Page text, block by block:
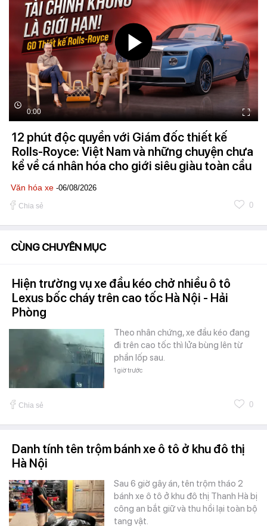
0:00
12 phút độc quyền với Giám đốc thiết kế
Rolls-Royce: Việt Nam và những chuyện chưa
kể về cá nhân hóa cho giới siêu giàu toàn cầu
Văn hóa xe -06/08/2026
Chia sẻ 0
CÙNG CHUYÊN MỤC
Hiện trường vụ xe đầu kéo chở nhiều ô tô
Lexus bốc cháy trên cao tốc Hà Nội - Hải
Phòng
Theo nhân chứng, xe đầu kéo đang
đi trên cao tốc thì lửa bùng lên từ
phần lốp sau.
1 giờ trước
Chia sẻ 0
Danh tính tên trộm bánh xe ô tô ở khu đô thị
Hà Nội
Sau 6 giờ gây án, tên trộm tháo 2
bánh xe ô tô ở khu đô thị Thanh Hà bị
công an bắt giữ và thu hồi lại toàn bộ
tang vật.